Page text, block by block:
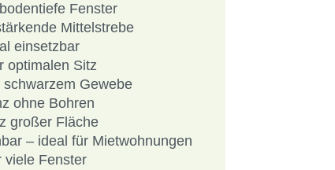
Fenster
Mittelstrebe
einsetzbar
optimalen Sitz
Gewebe
ohne Bohren
großer Fläche
– ideal für Mietwohnungen
viele Fenster